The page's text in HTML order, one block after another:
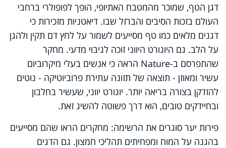
דגן הטף, שמוכר מהמטבח האתיופי, הופך לפופולרי ברחבי
העולם בזכות הסיבים והברזל שבו. דיאטניות מזכירות כי
דגנים מלאים כמו טף מסייעים לשמור על לחץ דם תקין ולהגן
על הלב. גם היוגורט היווני זוכה לגיבוי מדעי. מחקר
שהתפרסם ב-Nature הראה כי אנשים בעלי מיקרוביום
עשיר ומאוזן - תוצאה של תזונה עתירת פרוביוטיקה - נוטים
להזדקן בצורה בריאה יותר. יוגורט יווני, שעשיר בחלבון
ובחיידקים טובים, הוא דרך פשוטה להשיג זאת.
פירות יער סוגרים את הרשימה: מחקרים הראו שהם מסייעים
בהגנה על המוח ומפחיתים תהליכי חמצון. גם הדגים